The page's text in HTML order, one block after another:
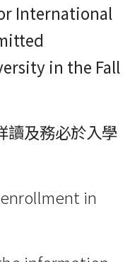
International
in the Fall
讀及務必於入學
in